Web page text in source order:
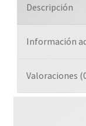
2.5
/
C
Descripción
Información
Valoraciones